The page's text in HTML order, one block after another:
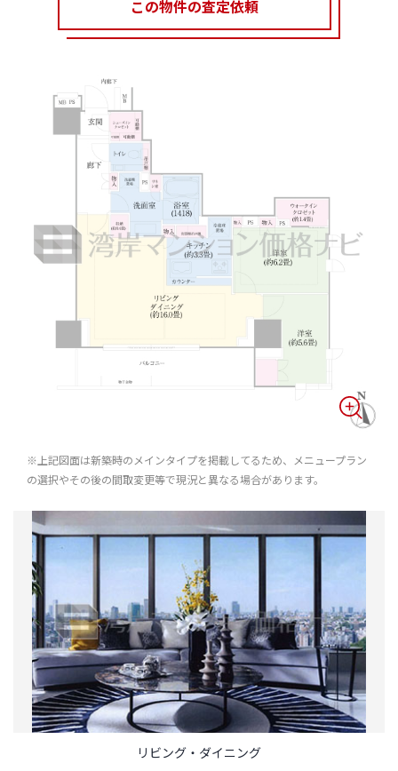
この物件の査定依頼
※上記図面は新築時のメインタイプを掲載してるため、メニュープラン
の選択やその後の間取変更等で現況と異なる場合があります。
リビング・ダイニング